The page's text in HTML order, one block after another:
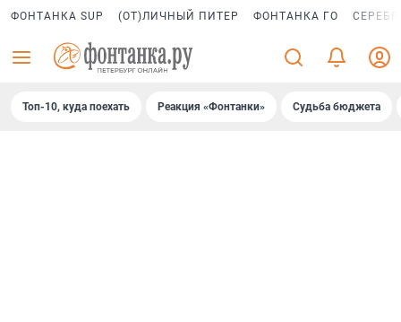
ФОНТАНКА SUP (ОТ)ЛИЧНЫЙ ПИТЕР ФОНТАНКА ГО
Топ-10, куда поехать Реакция «Фонтанки» Судьба бюджета